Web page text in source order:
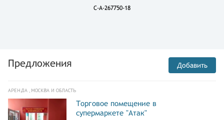
C-A-267750-18
Предложения Добавить
АРЕНДА , МОСКВА И ОБЛАСТЬ
Торговое помещение в
супермаркете "Атак"